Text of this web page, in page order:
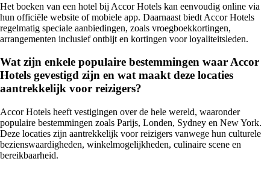
Het boeken van een hotel bij Accor Hotels kan eenvoudig online via
hun officiële website of mobiele app. Daarnaast biedt Accor Hotels
regelmatig speciale aanbiedingen, zoals vroegboekkortingen,
arrangementen inclusief ontbijt en kortingen voor loyaliteitsleden.
Wat zijn enkele populaire bestemmingen waar Accor
Hotels gevestigd zijn en wat maakt deze locaties
aantrekkelijk voor reizigers?
Accor Hotels heeft vestigingen over de hele wereld, waaronder
populaire bestemmingen zoals Parijs, Londen, Sydney en New York.
Deze locaties zijn aantrekkelijk voor reizigers vanwege hun culturele
bezienswaardigheden, winkelmogelijkheden, culinaire scene en
bereikbaarheid.